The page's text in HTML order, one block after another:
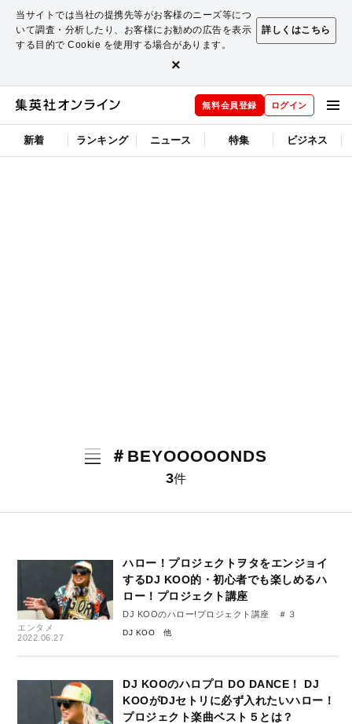
当サイトでは当社の提携先等がお客様のニーズ等につ
いて調査・分析したり、お客様にお勧めの広告を表示
する目的で Cookie を使用する場合があります。
詳しくはこちら
×
無料会員登録 ログイン
新着 ランキング ニュース 特集 ビジネス
＃BEYOOOOONDS
3件
エンタメ
2022.06.27
ハロー！プロジェクトヲタをエンジョイ
するDJ KOO的・初心者でも楽しめるハ
ロー！プロジェクト講座
DJ KOOのハロー!プロジェクト講座 ＃３
DJ KOO
DJ KOOのハロプロ DO DANCE！ DJ
KOOがDJセトリに必ず入れたいハロー！
プロジェクト楽曲ベスト５とは？